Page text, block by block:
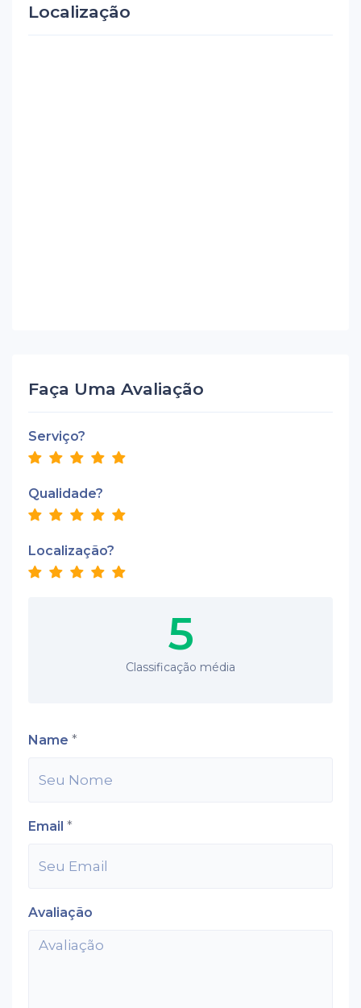
Localização
Faça Uma Avaliação
Serviço?
Qualidade?
Localização?
5
Classificação média
Name *
Email *
Avaliação